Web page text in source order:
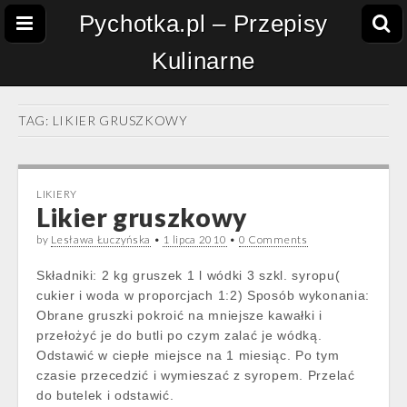
Pychotka.pl – Przepisy
Kulinarne
TAG: LIKIER GRUSZKOWY
LIKIERY
Likier gruszkowy
by Lesława Łuczyńska • 1 lipca 2010 • 0 Comments
Składniki: 2 kg gruszek 1 l wódki 3 szkl. syropu(
cukier i woda w proporcjach 1:2) Sposób wykonania:
Obrane gruszki pokroić na mniejsze kawałki i
przełożyć je do butli po czym zalać je wódką.
Odstawić w ciepłe miejsce na 1 miesiąc. Po tym
czasie przecedzić i wymieszać z syropem. Przelać
do butelek i odstawić.